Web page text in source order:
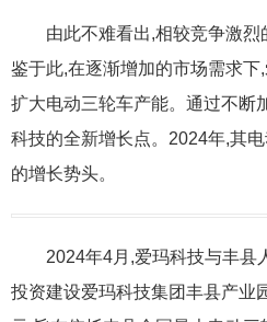
由此不难看出,相较竞争激
鉴于此,在逐渐增加的市场需求
扩大电动三轮车产能。通过不断
科技的全新增长点。2024年,其
的增长势头。
2024年4月,爱玛科技与丰县
投资建设爱玛科技集团丰县产业